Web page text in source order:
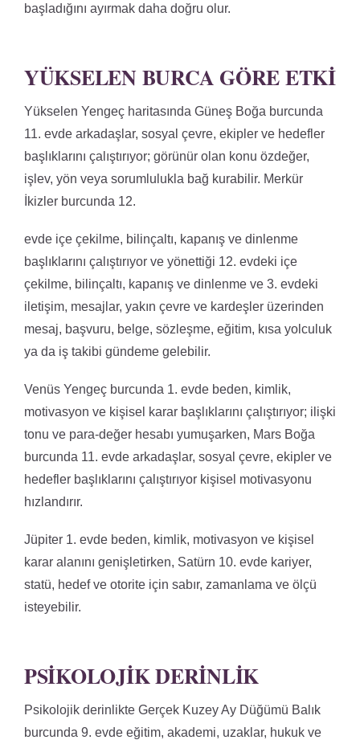
başladığını ayırmak daha doğru olur.
YÜKSELEN BURCA GÖRE ETKI
Yükselen Yengeç haritasında Güneş Boğa burcunda
11. evde arkadaşlar, sosyal çevre, ekipler ve hedefler
başlıklarını çalıştırıyor; görünür olan konu özdeğer,
işlev, yön veya sorumlulukla bağ kurabilir. Merkür
İkizler burcunda 12.
evde içe çekilme, bilinçaltı, kapanış ve dinlenme
başlıklarını çalıştırıyor ve yönettiği 12. evdeki içe
çekilme, bilinçaltı, kapanış ve dinlenme ve 3. evdeki
iletişim, mesajlar, yakın çevre ve kardeşler üzerinden
mesaj, başvuru, belge, sözleşme, eğitim, kısa yolculuk
ya da iş takibi gündeme gelebilir.
Venüs Yengeç burcunda 1. evde beden, kimlik,
motivasyon ve kişisel karar başlıklarını çalıştırıyor; ilişki
tonu ve para-değer hesabı yumuşarken, Mars Boğa
burcunda 11. evde arkadaşlar, sosyal çevre, ekipler ve
hedefler başlıklarını çalıştırıyor kişisel motivasyonu
hızlandırır.
Jüpiter 1. evde beden, kimlik, motivasyon ve kişisel
karar alanını genişletirken, Satürn 10. evde kariyer,
statü, hedef ve otorite için sabır, zamanlama ve ölçü
isteyebilir.
PSIKOLOJIK DERINLIK
Psikolojik derinlikte Gerçek Kuzey Ay Düğümü Balık
burcunda 9. evde eğitim, akademi, uzaklar, hukuk ve